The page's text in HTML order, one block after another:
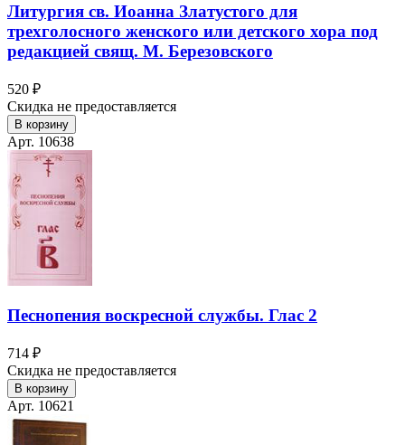
Литургия св. Иоанна Златустого для
трехголосного женского или детского хора под
редакцией свящ. М. Березовского
520 ₽
Скидка не предоставляется
В корзину
Арт. 10638
Песнопения воскресной службы. Глас 2
714 ₽
Скидка не предоставляется
В корзину
Арт. 10621